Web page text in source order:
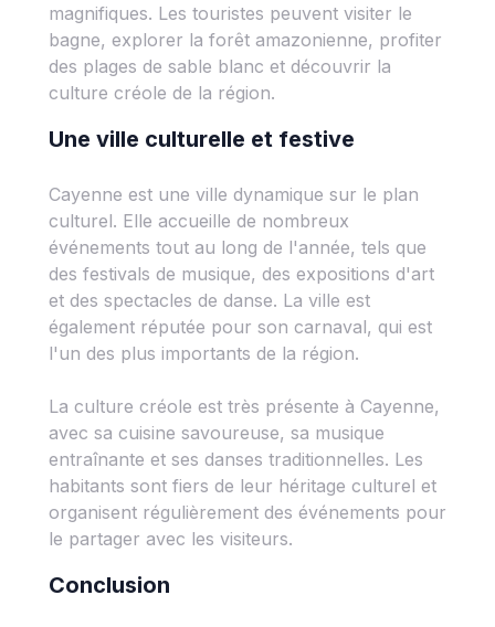
magnifiques. Les touristes peuvent visiter le
bagne, explorer la forêt amazonienne, profiter
des plages de sable blanc et découvrir la
culture créole de la région.
Une ville culturelle et festive
Cayenne est une ville dynamique sur le plan
culturel. Elle accueille de nombreux
événements tout au long de l'année, tels que
des festivals de musique, des expositions d'art
et des spectacles de danse. La ville est
également réputée pour son carnaval, qui est
l'un des plus importants de la région.
La culture créole est très présente à Cayenne,
avec sa cuisine savoureuse, sa musique
entraînante et ses danses traditionnelles. Les
habitants sont fiers de leur héritage culturel et
organisent régulièrement des événements pour
le partager avec les visiteurs.
Conclusion